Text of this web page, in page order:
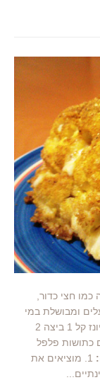
חצי כדור,
ומבושלת במי
2 כפות מיונז - אפשר מיונז קל 1 ביצה 2
שמנת חמוצה 2 שיני שום כתושות פלפל
1. מוציאים את